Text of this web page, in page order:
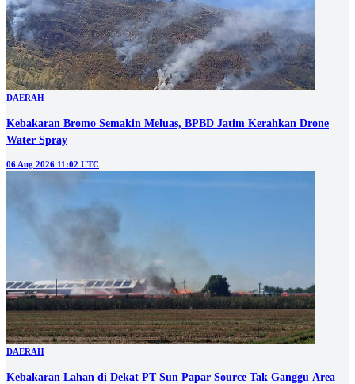
DAERAH
Kebakaran Bromo Semakin Meluas, BPBD Jatim Kerahkan Drone
Water Spray
06 Aug 2026 11:02 UTC
DAERAH
Kebakaran Lahan di Dekat PT Sun Papar Source Tak Ganggu Area